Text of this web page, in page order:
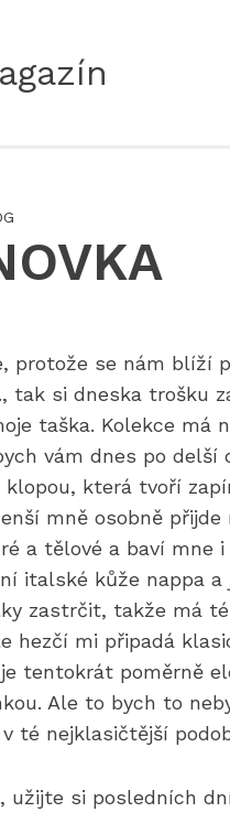
protože se nám blíží
tak si dneska trošku
taška. Kolekce má
vám dnes po delší
klopou, která tvoří
mně osobně
a tělové a baví mne
italské kůže nappa
zastrčit, takže má
hezčí mi připadá
tentokrát poměrně
Ale to bych to
té nejklasičtější
užijte si posledních